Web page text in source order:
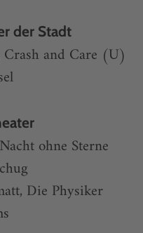
der Stadt
Crash and Care (U)
ohne Sterne
Die Physiker